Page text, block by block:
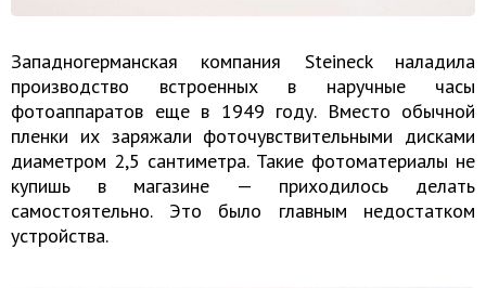
Западногерманская компания Steineck наладила
производство встроенных в наручные часы
фотоаппаратов еще в 1949 году. Вместо обычной
пленки их заряжали фоточувствительными дисками
диаметром 2,5 сантиметра. Такие фотоматериалы не
купишь в магазине — приходилось делать
самостоятельно. Это было главным недостатком
устройства.